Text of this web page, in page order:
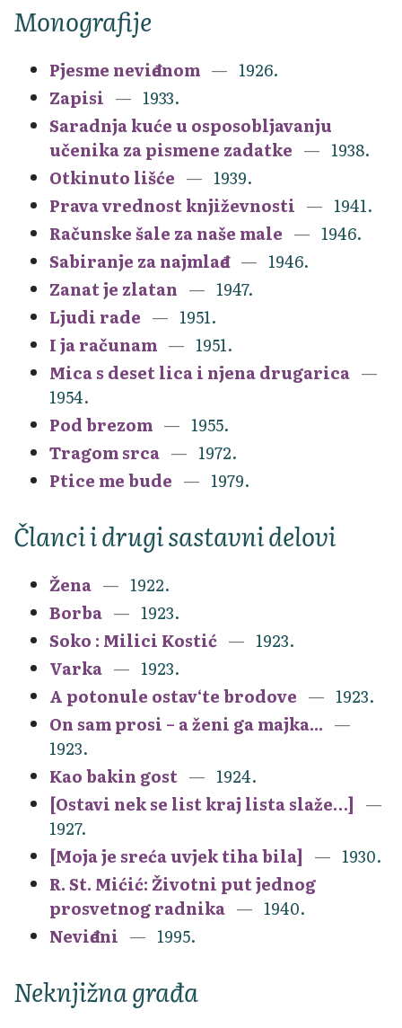
Monografije
Pjesme neviđenom
1926.
Zapisi
1933.
Saradnja kuće u osposobljavanju
učenika za pismene zadatke
1938.
Otkinuto lišće
1939.
Prava vrednost književnosti
1941.
Računske šale za naše male
1946.
Sabiranje za najmlađe
1946.
Zanat je zlatan
1947.
Ljudi rade
1951.
I ja računam
1951.
Mica s deset lica i njena drugarica
1954.
Pod brezom
1955.
Tragom srca
1972.
Ptice me bude
1979.
Članci i drugi sastavni delovi
Žena
1922.
Borba
1923.
Soko : Milici Kostić
1923.
Varka
1923.
A potonule ostav‘te brodove
1923.
On sam prosi – a ženi ga majka...
1923.
Kao bakin gost
1924.
[Ostavi nek se list kraj lista slaže…]
1927.
[Moja je sreća uvjek tiha bila]
1930.
R. St. Mićić: Životni put jednog
prosvetnog radnika
1940.
Neviđeni
1995.
Neknjižna građa